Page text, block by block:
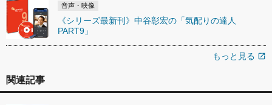
音声・映像
《シリーズ最新刊》中谷彰宏の「気配りの達人
PART9」
もっと見る open_in_new
関連記事